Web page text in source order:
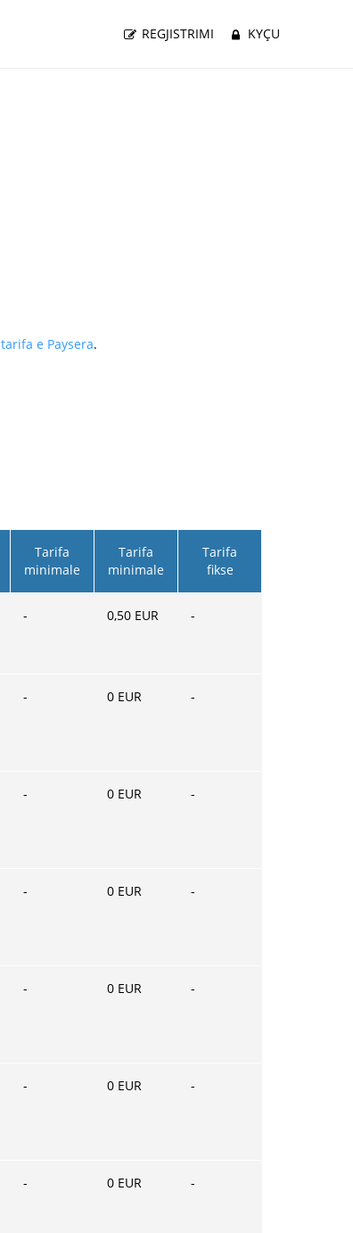
REGJISTRIMI KYÇU
tarifa e Paysera.
Tarifa
minimale
Tarifa
minimale
Tarifa
fikse
- 0,50 EUR -
- 0 EUR -
- 0 EUR -
- 0 EUR -
- 0 EUR -
- 0 EUR -
- 0 EUR -